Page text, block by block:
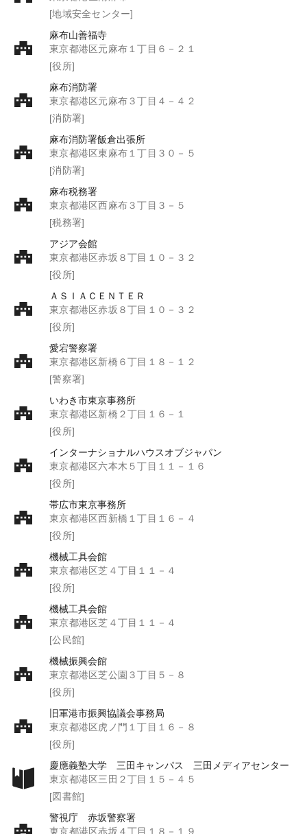
[地域安全センター]
麻布山善福寺
東京都港区元麻布１丁目６－２１
[役所]
麻布消防署
東京都港区元麻布３丁目４－４２
[消防署]
麻布消防署飯倉出張所
東京都港区東麻布１丁目３０－５
[消防署]
麻布税務署
東京都港区西麻布３丁目３－５
[税務署]
アジア会館
東京都港区赤坂８丁目１０－３２
[役所]
ＡＳＩＡＣＥＮＴＥＲ
東京都港区赤坂８丁目１０－３２
[役所]
愛宕警察署
東京都港区新橋６丁目１８－１２
[警察署]
いわき市東京事務所
東京都港区新橋２丁目１６－１
[役所]
インターナショナルハウスオブジャパン
東京都港区六本木５丁目１１－１６
[役所]
帯広市東京事務所
東京都港区西新橋１丁目１６－４
[役所]
機械工具会館
東京都港区芝４丁目１１－４
[役所]
機械工具会館
東京都港区芝４丁目１１－４
[公民館]
機械振興会館
東京都港区芝公園３丁目５－８
[役所]
旧軍港市振興協議会事務局
東京都港区虎ノ門１丁目１６－８
[役所]
慶應義塾大学 三田キャンパス 三田メディアセンター
東京都港区三田２丁目１５－４５
[図書館]
警視庁 赤坂警察署
東京都港区赤坂４丁目１８－１９